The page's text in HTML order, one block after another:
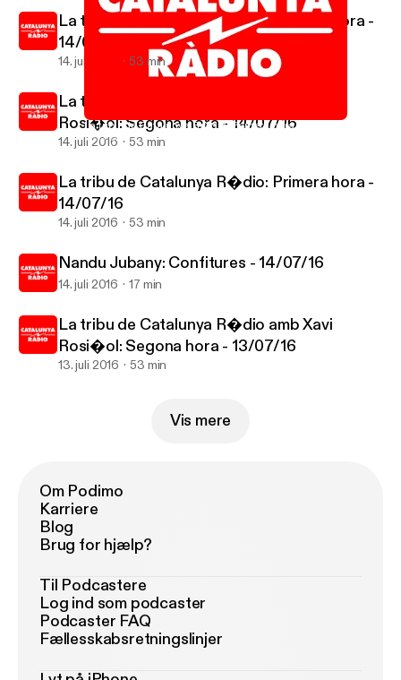
La tribu de Catalunya R�dio: Primera hora - 14/07/16
Les hores senceres
La tribu de Catalunya R�dio: Tercera hora -
14/07/16
14. juli 2016 53 min
La tribu de Catalunya R�dio amb Xavi
Rosi�ol: Segona hora - 14/07/16
14. juli 2016 53 min
La tribu de Catalunya R�dio: Primera hora -
14/07/16
14. juli 2016 53 min
Nandu Jubany: Confitures - 14/07/16
14. juli 2016 17 min
La tribu de Catalunya R�dio amb Xavi
Rosi�ol: Segona hora - 13/07/16
13. juli 2016 53 min
Vis mere
Om Podimo
Karriere
Blog
Brug for hjælp?
Til Podcastere
Log ind som podcaster
Podcaster FAQ
Fællesskabsretningslinjer